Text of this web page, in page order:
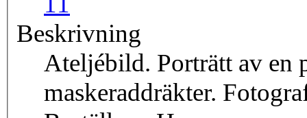
Beskrivning
Ateljébild. Porträtt av en
maskeraddräkter.